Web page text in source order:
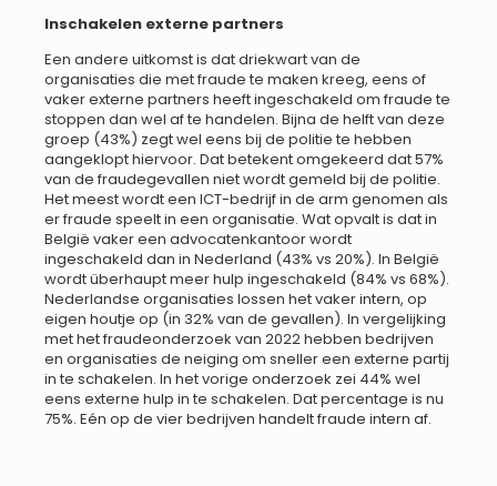
Inschakelen externe partners
Een andere uitkomst is dat driekwart van de
organisaties die met fraude te maken kreeg, eens of
vaker externe partners heeft ingeschakeld om fraude te
stoppen dan wel af te handelen. Bijna de helft van deze
groep (43%) zegt wel eens bij de politie te hebben
aangeklopt hiervoor. Dat betekent omgekeerd dat 57%
van de fraudegevallen niet wordt gemeld bij de politie.
Het meest wordt een ICT-bedrijf in de arm genomen als
er fraude speelt in een organisatie. Wat opvalt is dat in
België vaker een advocatenkantoor wordt
ingeschakeld dan in Nederland (43% vs 20%). In België
wordt überhaupt meer hulp ingeschakeld (84% vs 68%).
Nederlandse organisaties lossen het vaker intern, op
eigen houtje op (in 32% van de gevallen). In vergelijking
met het fraudeonderzoek van 2022 hebben bedrijven
en organisaties de neiging om sneller een externe partij
in te schakelen. In het vorige onderzoek zei 44% wel
eens externe hulp in te schakelen. Dat percentage is nu
75%. Eén op de vier bedrijven handelt fraude intern af.